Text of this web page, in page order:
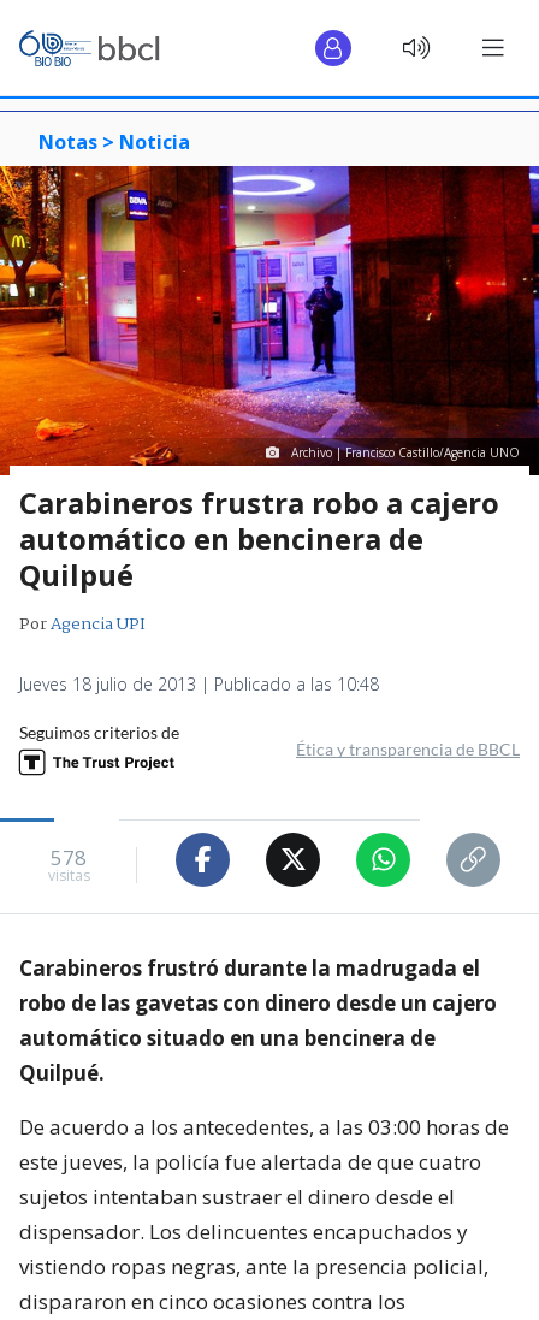
Notas > Noticia
Archivo | Francisco Castillo/Agencia UNO
Carabineros frustra robo a cajero
automático en bencinera de
Quilpué
PorAgencia UPI
Jueves 18 julio de 2013 | Publicado a las 10:48
Seguimos criterios de
Ética y transparencia de BBCL
578
visitas
Carabineros frustró durante la madrugada el
robo de las gavetas con dinero desde un cajero
automático situado en una bencinera de
Quilpué.
De acuerdo a los antecedentes, a las 03:00 horas de
este jueves, la policía fue alertada de que cuatro
sujetos intentaban sustraer el dinero desde el
dispensador. Los delincuentes encapuchados y
vistiendo ropas negras, ante la presencia policial,
dispararon en cinco ocasiones contra los